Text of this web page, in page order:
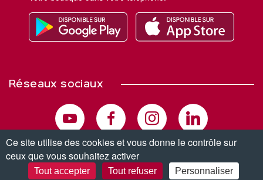
Réseaux sociaux
© Copyright 2026. Tous droits réservés.
Ce site utilise des cookies et vous donne le contrôle sur
ceux que vous souhaitez activer
Tout accepter Tout refuser Personnaliser